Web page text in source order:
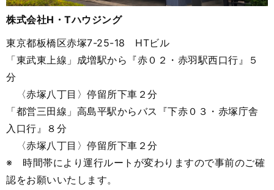
株式会社H・Tハウジング
東京都板橋区赤塚7-25-18 HTビル
「東武東上線」成増駅から『赤０２・赤羽駅西口行』５
分
〈赤塚八丁目〉停留所下車２分
「都営三田線」高島平駅からバス『下赤０３・赤塚庁舎
入口行』８分
〈赤塚八丁目〉停留所下車２分
※ 時間帯により運行ルートが変わりますので事前のご確
認をお願いいたします。